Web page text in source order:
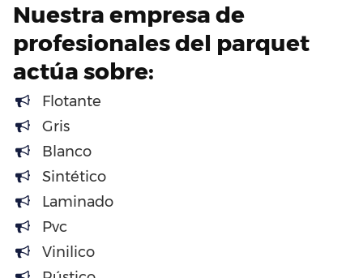
Nuestra empresa de
profesionales del parquet
actúa sobre:
Flotante
Gris
Blanco
Sintético
Laminado
Pvc
Vinilico